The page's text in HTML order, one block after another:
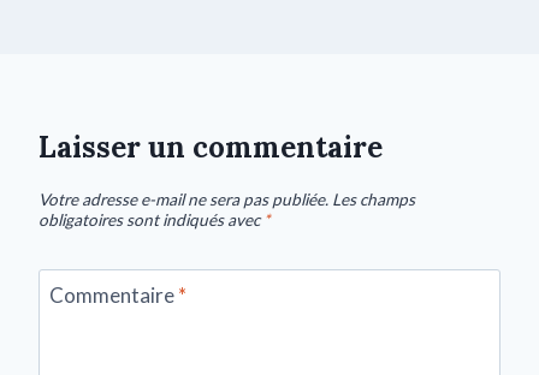
Laisser un commentaire
Votre adresse e-mail ne sera pas publiée. Les champs
obligatoires sont indiqués avec*
Commentaire*